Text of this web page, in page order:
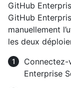
GitHub
GitHub
manuellement
les deux
Enterprise